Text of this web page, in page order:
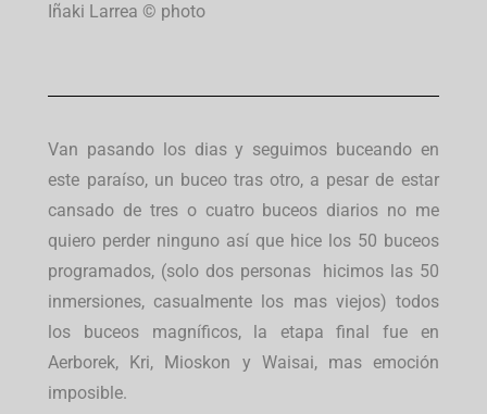
Iñaki Larrea © photo
Van pasando los dias y seguimos buceando en
este paraíso, un buceo tras otro, a pesar de estar
cansado de tres o cuatro buceos diarios no me
quiero perder ninguno así que hice los 50 buceos
programados, (solo dos personas hicimos las 50
inmersiones, casualmente los mas viejos) todos
los buceos magníficos, la etapa final fue en
Aerborek, Kri, Mioskon y Waisai, mas emoción
imposible.